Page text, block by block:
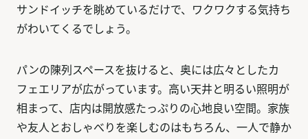
サンドイッチを眺めているだけで、ワクワクする気持ち
がわいてくるでしょう。
パンの陳列スペースを抜けると、奥には広々としたカ
フェエリアが広がっています。高い天井と明るい照明が
相まって、店内は開放感たっぷりの心地良い空間。家族
や友人とおしゃべりを楽しむのはもちろん、一人で静か